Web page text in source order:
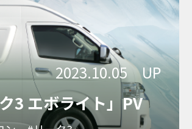
2023.10.05 UP
3 エボライト」PV